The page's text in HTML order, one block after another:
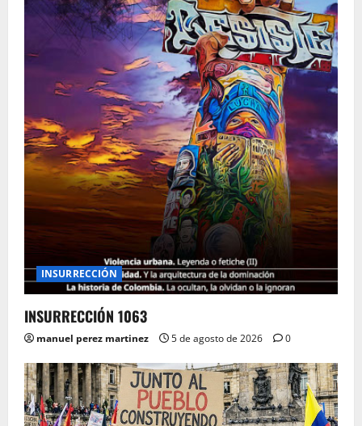
INSURRECCIÓN
INSURRECCIÓN 1063
manuel perez martinez 5 de agosto de 2026 0